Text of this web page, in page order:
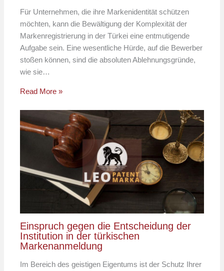
Für Unternehmen, die ihre Markenidentität schützen
möchten, kann die Bewältigung der Komplexität der
Markenregistrierung in der Türkei eine entmutigende
Aufgabe sein. Eine wesentliche Hürde, auf die Bewerber
stoßen können, sind die absoluten Ablehnungsgründe,
wie sie…
Read More »
Einspruch gegen die Entscheidung der
Institution in der türkischen
Markenanmeldung
Im Bereich des geistigen Eigentums ist der Schutz Ihrer